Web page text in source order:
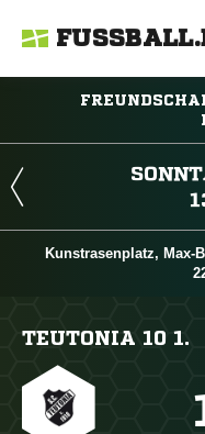
Kunstrasenplatz, Max-
TEUTONIA 10 1.